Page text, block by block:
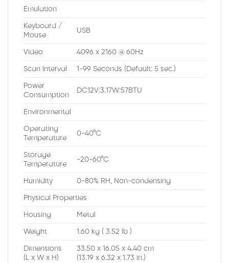
Emulation
Keyboard /
Mouse
USB
Video 4096 x 2160 @ 60Hz
Scan Interval 1-99 Seconds (Default: 5 sec.)
Power
Consumption
DC12V:3.17W:57BTU
Environmental
Operating
Temperature
0-40°C
Storage
Temperature
-20-60°C
Humidity 0-80% RH, Non-condensing
Physical Properties
Housing Metal
Weight 1.60 kg ( 3.52 lb )
Dimensions
(L x W x H)
33.50 x 16.05 x 4.40 cm
(13.19 x 6.32 x 1.73 in.)